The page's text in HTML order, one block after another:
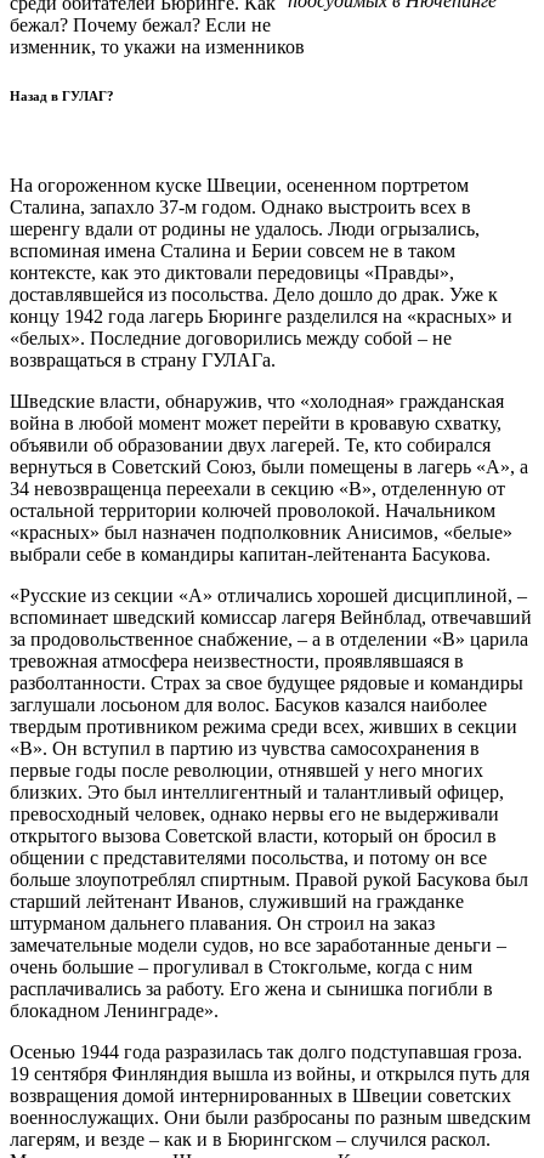
бежал? Почему бежал? Если не
изменник, то укажи на изменников
Назад в ГУЛАГ?
На огороженном куске Швеции, осененном портретом
Сталина, запахло 37-м годом. Однако выстроить всех в
шеренгу вдали от родины не удалось. Люди огрызались,
вспоминая имена Сталина и Берии совсем не в таком
контексте, как это диктовали передовицы «Правды»,
доставлявшейся из посольства. Дело дошло до драк. Уже к
концу 1942 года лагерь Бюринге разделился на «красных» и
«белых». Последние договорились между собой – не
возвращаться в страну ГУЛАГа.
Шведские власти, обнаружив, что «холодная» гражданская
война в любой момент может перейти в кровавую схватку,
объявили об образовании двух лагерей. Те, кто собирался
вернуться в Советский Союз, были помещены в лагерь «А», а
34 невозвращенца переехали в секцию «В», отделенную от
остальной территории колючей проволокой. Начальником
«красных» был назначен подполковник Анисимов, «белые»
выбрали себе в командиры капитан-лейтенанта Басукова.
«Русские из секции «А» отличались хорошей дисциплиной, –
вспоминает шведский комиссар лагеря Вейнблад, отвечавший
за продовольственное снабжение, – а в отделении «В» царила
тревожная атмосфера неизвестности, проявлявшаяся в
разболтанности. Страх за свое будущее рядовые и командиры
заглушали лосьоном для волос. Басуков казался наиболее
твердым противником режима среди всех, живших в секции
«В». Он вступил в партию из чувства самосохранения в
первые годы после революции, отнявшей у него многих
близких. Это был интеллигентный и талантливый офицер,
превосходный человек, однако нервы его не выдерживали
открытого вызова Советской власти, который он бросил в
общении с представителями посольства, и потому он все
больше злоупотреблял спиртным. Правой рукой Басукова был
старший лейтенант Иванов, служивший на гражданке
штурманом дальнего плавания. Он строил на заказ
замечательные модели судов, но все заработанные деньги –
очень большие – прогуливал в Стокгольме, когда с ним
расплачивались за работу. Его жена и сынишка погибли в
блокадном Ленинграде».
Осенью 1944 года разразилась так долго подступавшая гроза.
19 сентября Финляндия вышла из войны, и открылся путь для
возвращения домой интернированных в Швеции советских
военнослужащих. Они были разбросаны по разным шведским
лагерям, и везде – как и в Бюрингском – случился раскол.